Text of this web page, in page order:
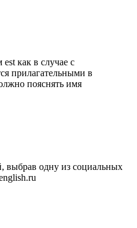
как в случае с
прилагательными в
пояснять имя
выбрав одну из социальных